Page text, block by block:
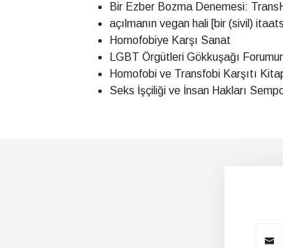
Bir Ezber Bozma Denemesi:
açılmanın vegan hali [bir (sivil)
Homofobiye Karşı Sanat
LGBT Örgütleri Gökkuşağı
Homofobi ve Transfobi Karşıtı
Seks İşçiliği ve İnsan Hakları